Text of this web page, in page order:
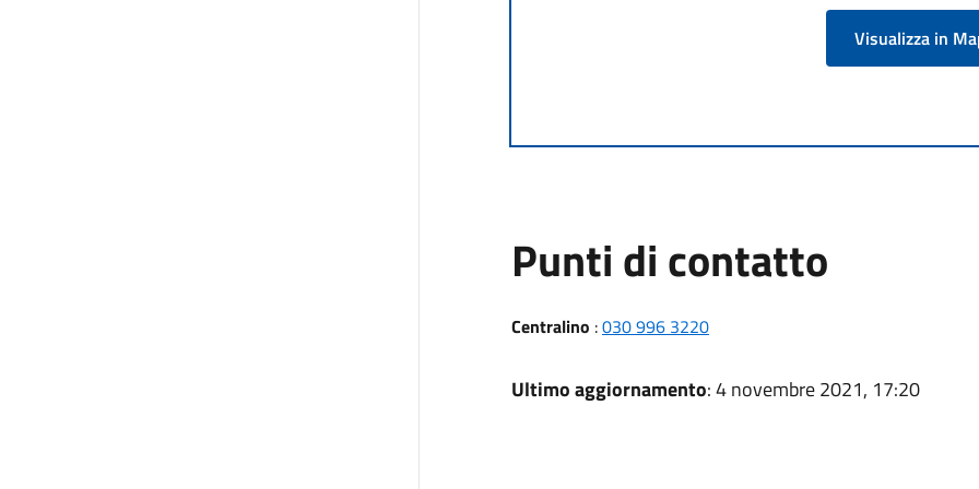
Visualizza in
Punti di contatto
Centralino :030 996 3220
Ultimo aggiornamento: 4 novembre 2021, 17:20